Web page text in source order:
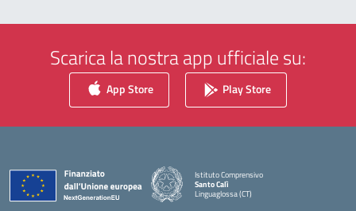
Scarica la nostra app ufficiale su:
App Store Play Store
Istituto Comprensivo
Santo Calì
Linguaglossa (CT)
— Visita la pagina iniziale della scuola